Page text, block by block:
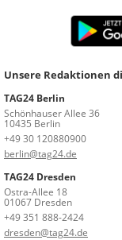
Unsere Redaktionen
TAG24 Berlin
Schönhauser Allee 36
10435 Berlin
+49 30 120880900
berlin@tag24.de
TAG24 Dresden
Ostra-Allee 18
01067 Dresden
+49 351 888-2424
dresden@tag24.de